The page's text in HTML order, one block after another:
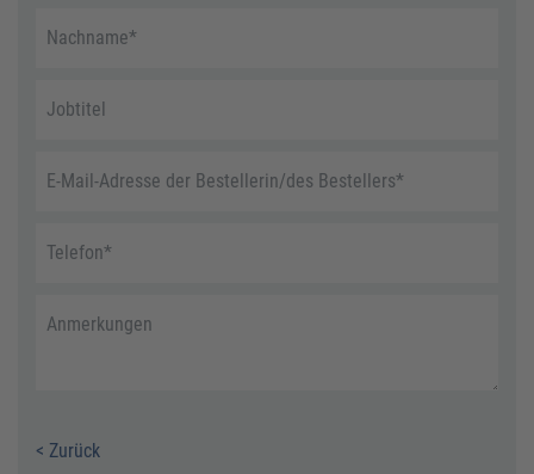
Nachname*
Jobtitel
E-Mail-Adresse der Bestellerin/des Bestellers*
Telefon*
Anmerkungen
< Zurück